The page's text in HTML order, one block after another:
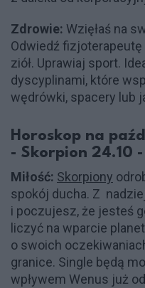
Zdrowie: Wzięłaś na
Odwiedź
ziół. Uprawiaj sport.
dyscyplinami, które
wędrówki, spacery lub
Horoskop na
- Skorpion 24.10 -
Miłość: Skorpiony
spokój ducha. Z
i poczujesz, że jesteś
liczyć na wparcie
o swoich
granice. Single będą
wpływem Wenus już